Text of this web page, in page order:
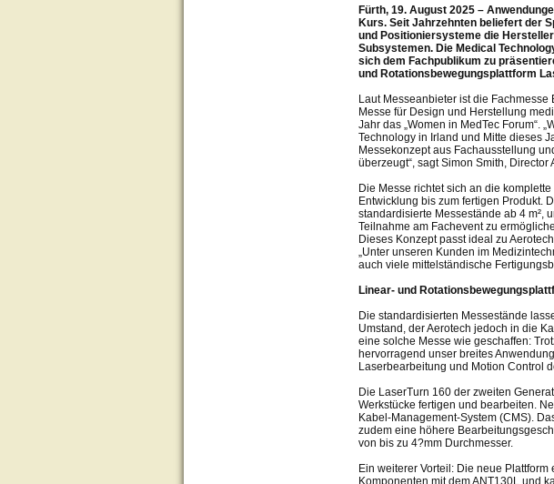
Fürth, 19. August 2025 –
Kurs. Seit Jahrzehnten beliefert der
und Positioniersysteme die
Subsystemen. Die Medical
sich dem Fachpublikum zu
und Rotationsbewegungsplattform
Laut Messeanbieter ist die
Messe für Design und Herstellung
Jahr das „Women in MedTec Forum“.
Technology in Irland und Mitte dieses
Messekonzept aus Fachausstellung
überzeugt“, sagt Simon Smith, Director
Die Messe richtet sich an die
Entwicklung bis zum fertigen Produkt.
standardisierte Messestände ab 4 m²,
Teilnahme am Fachevent zu
Dieses Konzept passt ideal zu
„Unter unseren Kunden im
auch viele mittelständische
Linear- und
Die standardisierten Messestände
Umstand, der Aerotech jedoch in die
eine solche Messe wie geschaffen:
hervorragend unser breites
Laserbearbeitung und Motion Control
Die LaserTurn 160 der zweiten
Werkstücke fertigen und bearbeiten.
Kabel-Management-System (CMS).
zudem eine höhere
von bis zu 4?mm Durchmesser.
Ein weiterer Vorteil: Die neue
Komponenten mit dem ANT130L und